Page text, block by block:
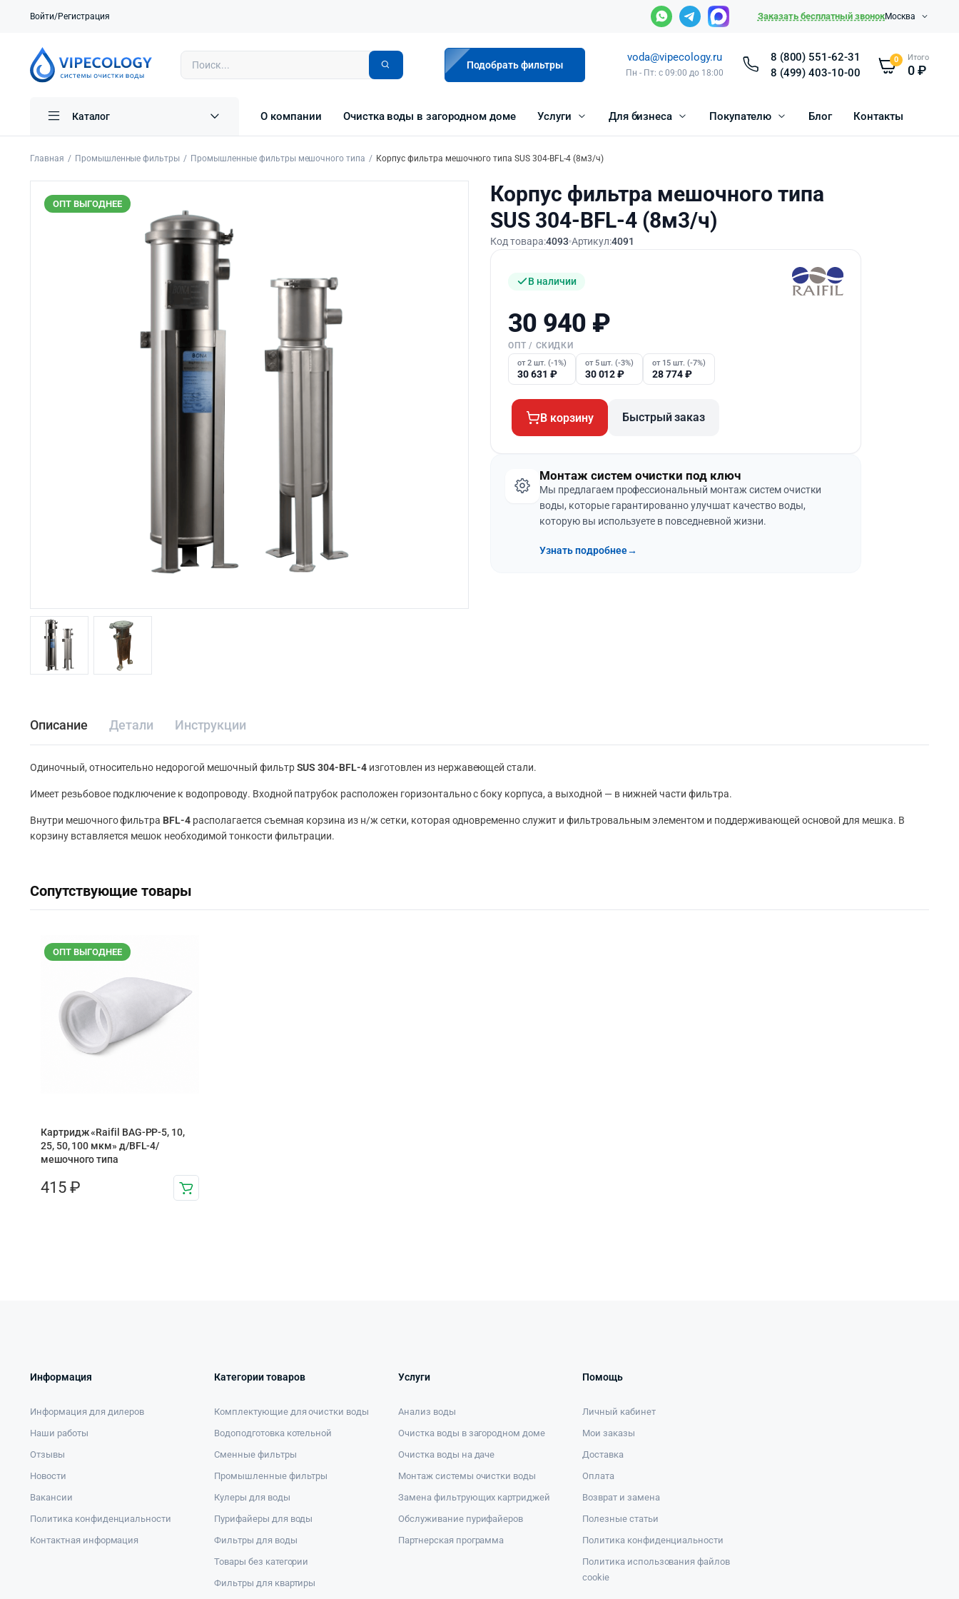
Войти/Регистрация Заказать бесплатный звонокМосква
Подобрать фильтры
voda@vipecology.ru
Пн - Пт: с 09:00 до 18:00
8 (800) 551-62-31
8 (499) 403-10-00
0 Итого
0₽
Каталог О компании Очистка воды в загородном доме Услуги Для бизнеса Покупателю Блог Контакты
Главная Промышленные фильтры Промышленные фильтры мешочного типа Корпус фильтра мешочного типа SUS 304-BFL-4 (8м3/ч)
ОПТ ВЫГОДНЕЕ
Корпус фильтра мешочного типа
SUS 304-BFL-4 (8м3/ч)
Код товара:4093 Артикул:4091
В наличии
30 940 ₽
ОПТ / СКИДКИ
от 2 шт. (-1%)
30 631 ₽
от 5 шт. (-3%)
30 012₽
от 15 шт. (-7%)
28 774₽
В корзину Быстрый заказ
Монтаж систем очистки под ключ
Мы предлагаем профессиональный монтаж систем очистки
воды, которые гарантированно улучшат качество воды,
которую вы используете в повседневной жизни.
Узнать подробнее→
Описание Детали Инструкции
Одиночный, относительно недорогой мешочный фильтрSUS 304-BFL-4 изготовлен из нержавеющей стали.
Имеет резьбовое подключение к водопроводу. Входной патрубок расположен горизонтально с боку корпуса, а выходной — в нижней части фильтра.
Внутри мешочного фильтра BFL-4 располагается съемная корзина из н/ж сетки, которая одновременно служит и фильтровальным элементом и поддерживающей основой для мешка. В
корзину вставляется мешок необходимой тонкости фильтрации.
Сопутствующие товары
ОПТ ВЫГОДНЕЕ
Картридж «Raifil BAG-PP-5, 10,
25, 50, 100 мкм» д/BFL-4/
мешочного типа
415 ₽
Информация
Информация для дилеров
Наши работы
Отзывы
Новости
Вакансии
Политика конфиденциальности
Контактная информация
Категории товаров
Комплектующие для очистки воды
Водоподготовка котельной
Сменные фильтры
Промышленные фильтры
Кулеры для воды
Пурифайеры для воды
Фильтры для воды
Товары без категории
Фильтры для квартиры
Услуги
Анализ воды
Очистка воды в загородном доме
Очистка воды на даче
Монтаж системы очистки воды
Замена фильтрующих картриджей
Обслуживание пурифайеров
Партнерская программа
Помощь
Личный кабинет
Мои заказы
Доставка
Оплата
Возврат и замена
Полезные статьи
Политика конфиденциальности
Политика использования файлов
cookie